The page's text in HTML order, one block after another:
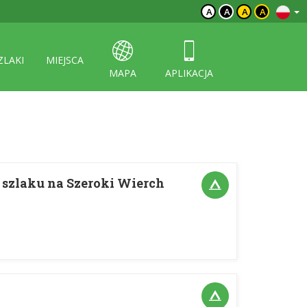
A A A A
MIEJSCA
MAPA
APLIKACJA
na Szeroki Wierch